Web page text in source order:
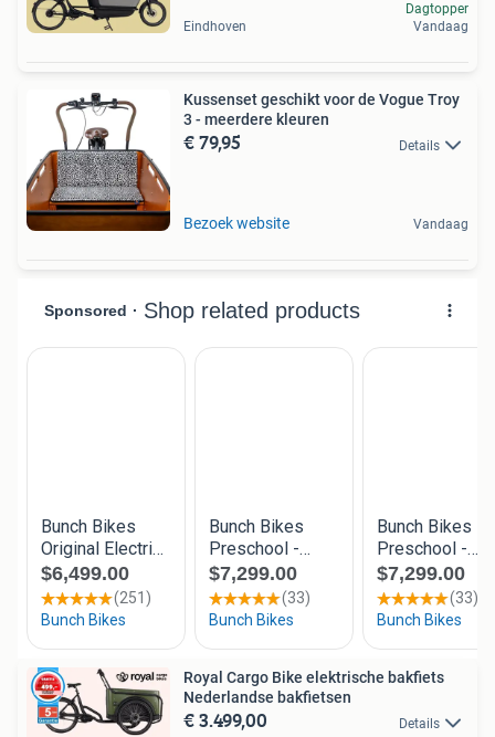
Eindhoven
Dagtopper
Vandaag
Kussenset geschikt voor de Vogue Troy
3 - meerdere kleuren
€ 79,95 Details
Bezoek website Vandaag
Royal Cargo Bike elektrische bakfiets
Nederlandse bakfietsen
€ 3.499,00 Details